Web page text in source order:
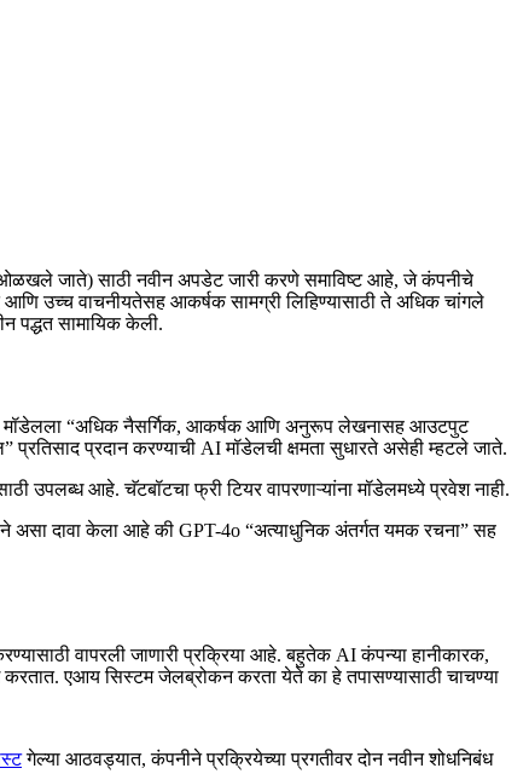
ओळखले जाते) साठी नवीन अपडेट जारी करणे समाविष्ट आहे, जे कंपनीचे
उच्च वाचनीयतेसह आकर्षक सामग्री लिहिण्यासाठी ते अधिक चांगले
पद्धत सामायिक केली.
मॉडेलला “अधिक नैसर्गिक, आकर्षक आणि अनुरूप लेखनासह आउटपुट
प्रदान करण्याची AI मॉडेलची क्षमता सुधारते असेही म्हटले जाते.
उपलब्ध आहे. चॅटबॉटचा फ्री टियर वापरणाऱ्यांना मॉडेलमध्ये प्रवेश नाही.
असा दावा केला आहे की GPT-4o “अत्याधुनिक अंतर्गत यमक रचना” सह
वापरली जाणारी प्रक्रिया आहे. बहुतेक AI कंपन्या हानीकारक,
करतात. एआय सिस्टम जेलब्रोकन करता येते का हे तपासण्यासाठी चाचण्या
गेल्या आठवड्यात, कंपनीने प्रक्रियेच्या प्रगतीवर दोन नवीन शोधनिबंध